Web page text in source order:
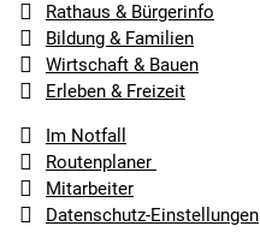
Rathaus & Bürgerinfo
Bildung & Familien
Wirtschaft & Bauen
Erleben & Freizeit
Im Notfall
Routenplaner
Mitarbeiter
Datenschutz-Einstellungen